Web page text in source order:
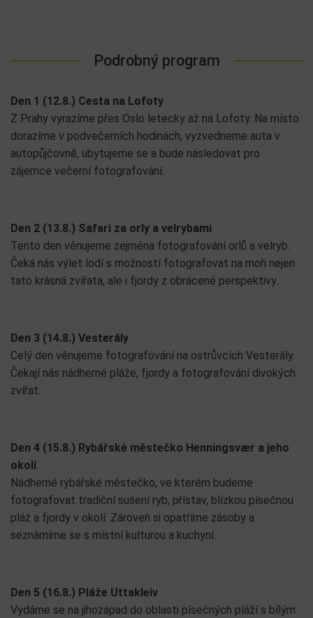
Podrobný program
Den 1 (12.8.) Cesta na Lofoty
Z Prahy vyrazíme přes Oslo letecky až na Lofoty. Na místo
dorazíme v podvečerních hodinách, vyzvedneme auta v
autopůjčovně, ubytujeme se a bude následovat pro
zájemce večerní fotografování.
Den 2 (13.8.) Safari za orly a velrybami
Tento den věnujeme zejména fotografování orlů a velryb.
Čeká nás výlet lodí s možností fotografovat na moři nejen
tato krásná zvířata, ale i fjordy z obrácené perspektivy.
Den 3 (14.8.) Vesterály
Celý den věnujeme fotografování na ostrůvcích Vesterály.
Čekají nás nádherné pláže, fjordy a fotografování divokých
zvířat.
Den 4 (15.8.) Rybářské městečko Henningsvær a jeho
okolí
Nádherné rybářské městečko, ve kterém budeme
fotografovat tradiční sušení ryb, přístav, blízkou písečnou
pláž a fjordy v okolí. Zároveň si opatříme zásoby a
seznámíme se s místní kulturou a kuchyní.
Den 5 (16.8.) Pláže Uttakleiv
Vydáme se na jihozápad do oblasti písečných pláží s bílým